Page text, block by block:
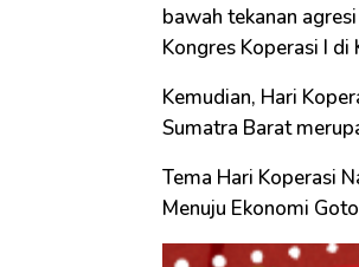
bawah tekanan
Kongres Koperasi I di
Kemudian, Hari
Sumatra Barat
Tema Hari Koperasi
Menuju Ekonomi